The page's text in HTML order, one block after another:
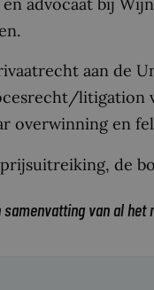
aan de
litigation
overwinning en
de
van al het